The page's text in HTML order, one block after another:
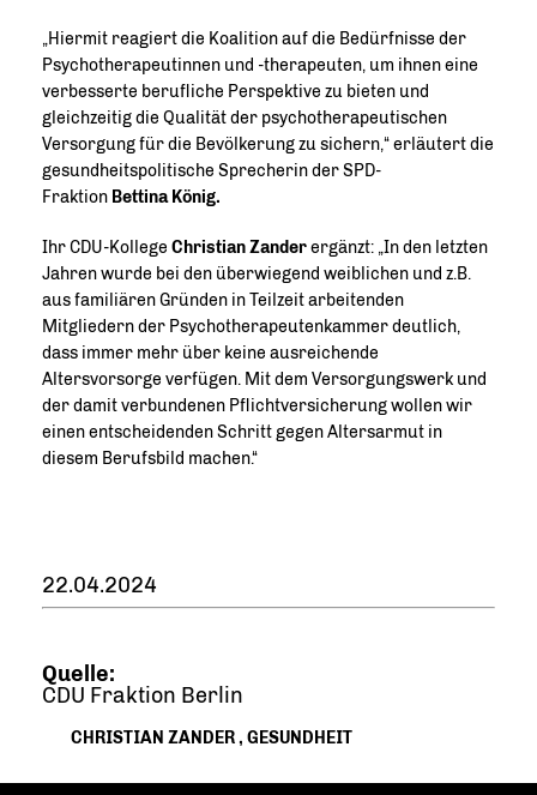
Hiermit reagiert die Koalition auf die Bedürfnisse der
Psychotherapeutinnen und -therapeuten, um ihnen eine
verbesserte berufliche Perspektive zu bieten und
gleichzeitig die Qualität der psychotherapeutischen
Versorgung für die Bevölkerung zu sichern,“ erläutert die
gesundheitspolitische Sprecherin der SPD-
Fraktion Bettina König.
Ihr CDU-Kollege Christian Zanderergänzt: „In den letzten
Jahren wurde bei den überwiegend weiblichen und z.B.
aus familiären Gründen in Teilzeit arbeitenden
Mitgliedern der Psychotherapeutenkammer deutlich,
dass immer mehr über keine ausreichende
Altersvorsorge verfügen. Mit dem Versorgungswerk und
der damit verbundenen Pflichtversicherung wollen wir
einen entscheidenden Schritt gegen Altersarmut in
diesem Berufsbild machen.“
22.04.2024
Quelle:
CDU Fraktion Berlin
CHRISTIAN ZANDER, GESUNDHEIT